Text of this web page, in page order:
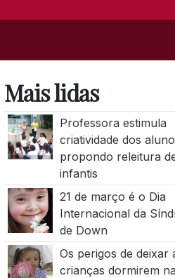
Mais lidas
Professora estimula
criatividade dos
propondo releitura
infantis
21 de março é o Dia
Internacional da
de Down
Os perigos de deixar
crianças dormirem na